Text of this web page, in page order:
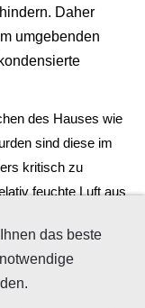
Daher
umgebenden
des Hauses wie
sind diese im
kritisch zu
feuchte Luft aus
das beste